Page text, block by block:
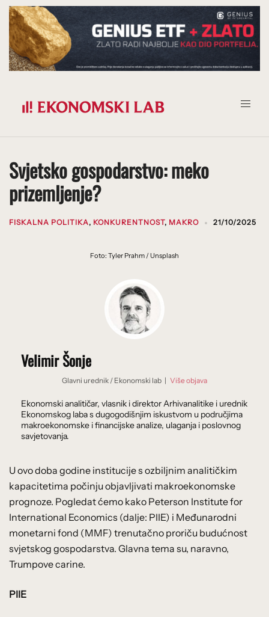
Prijeđi
na
sadržaj
Svjetsko gospodarstvo: meko
prizemljenje?
FISKALNA POLITIKA, KONKURENTNOST, MAKRO 21/10/2025
Foto: Tyler Prahm / Unsplash
Velimir Šonje
Glavni urednik / Ekonomski lab | Više objava
Ekonomski analitičar, vlasnik i direktor Arhivanalitike i urednik
Ekonomskog laba s dugogodišnjim iskustvom u područjima
makroekonomske i financijske analize, ulaganja i poslovnog
savjetovanja.
U ovo doba godine institucije s ozbiljnim analitičkim
kapacitetima počinju objavljivati makroekonomske
prognoze. Pogledat ćemo kako Peterson Institute for
International Economics (dalje: PIIE) i Međunarodni
monetarni fond (MMF) trenutačno proriču budućnost
svjetskog gospodarstva. Glavna tema su, naravno,
Trumpove carine.
PIIE